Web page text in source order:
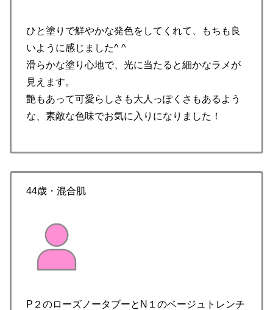
ひと塗りで鮮やかな発色をしてくれて、もちも良
いように感じました^ ^
滑らかな塗り心地で、光に当たると細かなラメが
見えます。
艶もあって可愛らしさも大人っぽくさもあるよう
な、素敵な色味でお気に入りになりました！
44歳・混合肌
P２のローズノータブーとN１のベージュトレンチ